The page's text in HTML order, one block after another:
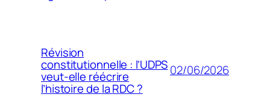
Révision
constitutionnelle : l’UDPS
veut-elle réécrire
l’histoire de la RDC ?
02/06/2026